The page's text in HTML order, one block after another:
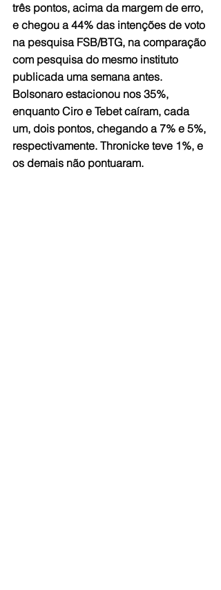
três pontos, acima da margem de erro,
e chegou a 44% das intenções de voto
na pesquisa FSB/BTG, na comparação
com pesquisa do mesmo instituto
publicada uma semana antes.
Bolsonaro estacionou nos 35%,
enquanto Ciro e Tebet caíram, cada
um, dois pontos, chegando a 7% e 5%,
respectivamente. Thronicke teve 1%, e
os demais não pontuaram.